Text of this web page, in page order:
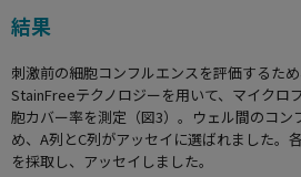
結果
刺激前の細胞コンフルエンスを評価するた
StainFreeテクノロジーを用いて、マイクロ
胞カバー率を測定（図3）。ウェル間のコン
め、A列とC列がアッセイに選ばれました。
を採取し、アッセイしました。